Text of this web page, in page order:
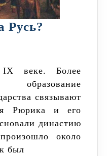
Русь?
связывают
Рюрика и его
династию
около
был